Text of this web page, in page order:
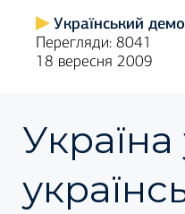
Український
Перегляди: 8041
18 вересня 2009
Україна